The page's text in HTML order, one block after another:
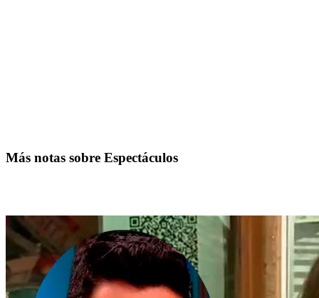
Más notas sobre Espectáculos